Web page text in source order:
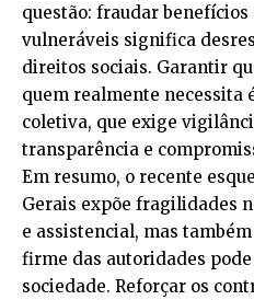
questão: fraudar benefícios
vulneráveis significa
direitos sociais. Garantir
quem realmente necessita
coletiva, que exige
transparência e
Em resumo, o recente
Gerais expõe fragilidades
e assistencial, mas
firme das autoridades
sociedade. Reforçar os